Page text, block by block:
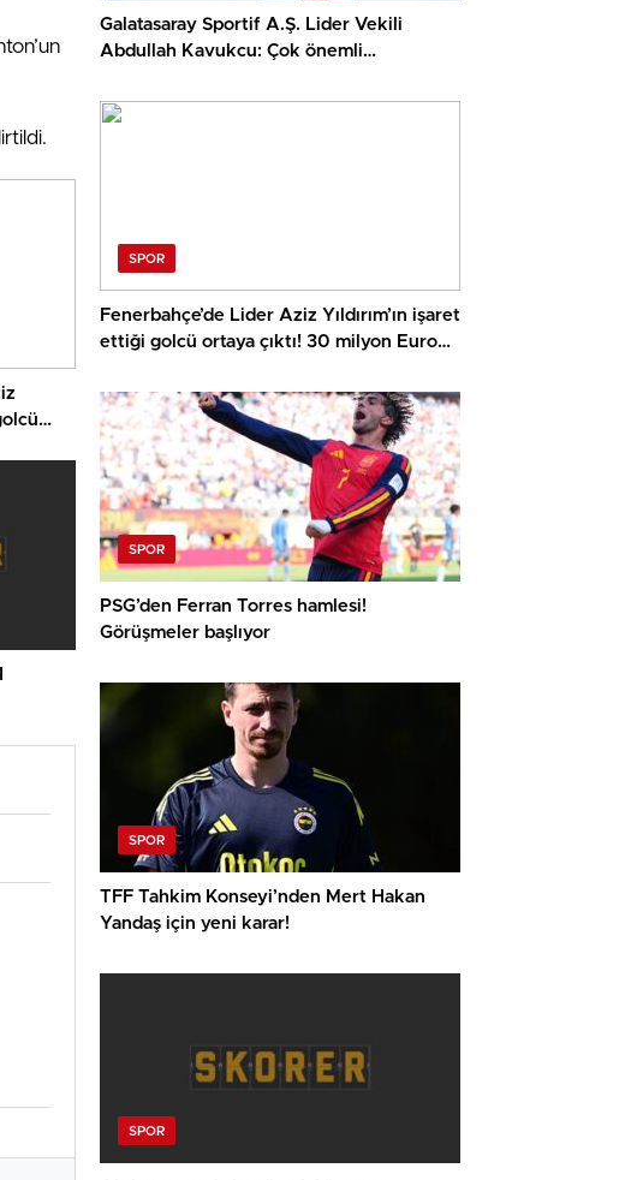
Galatasaray Sportif A.Ş. Lider Vekili
Abdullah Kavukcu: Çok önemli
harcayacağız
SPOR
Fenerbahçe’de Lider Aziz Yıldırım’ın işaret
ettiği golcü ortaya çıktı! 30 milyon Euro
SPOR
PSG’den Ferran Torres hamlesi!
Görüşmeler başlıyor
SPOR
TFF Tahkim Konseyi’nden Mert Hakan
Yandaş için yeni karar!
SPOR